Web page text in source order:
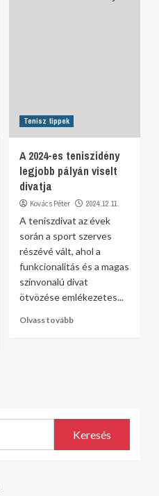
Tenisz tippek
A 2024-es teniszidény
legjobb pályán viselt
divatja
Kovács Péter 2024.12.11.
A teniszdivat az évek
során a sport szerves
részévé vált, ahol a
funkcionalitás és a magas
színvonalú divat
ötvözése emlékezetes...
Olvass tovább
Keresés